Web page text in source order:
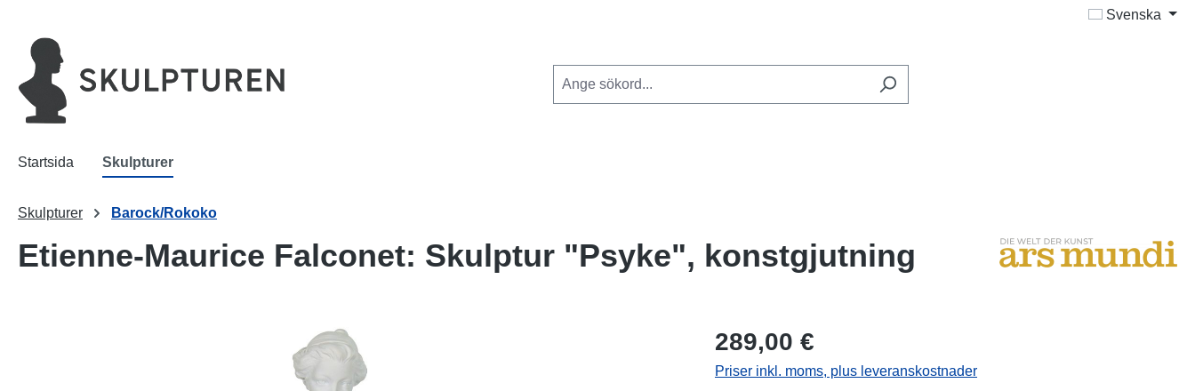
Svenska
Startsida Skulpturer
Skulpturer Barock/Rokoko
Etienne-Maurice Falconet: Skulptur "Psyke", konstgjutning
289,00 €
Priser inkl. moms, plus leveranskostnader